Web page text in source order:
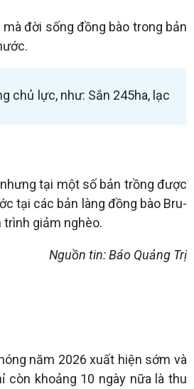
đời sống đồng bào trong bản
chủ lực, như: Sắn 245ha, lạc
tại một số bản trồng được
tại các bản làng đồng bào Bru-
trình giảm nghèo.
Nguồn tin: Báo Quảng Trị
năm 2026 xuất hiện sớm và
còn khoảng 10 ngày nữa là thu